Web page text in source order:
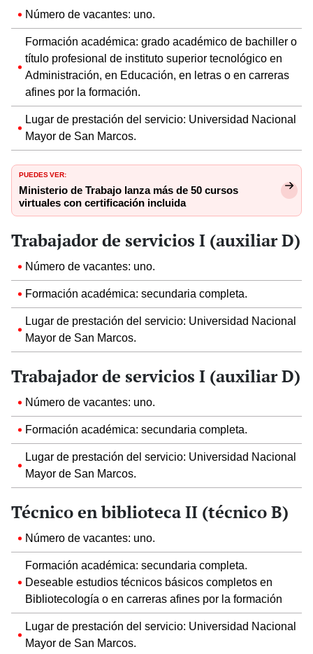
Número de vacantes: uno.
Formación académica: grado académico de bachiller o
título profesional de instituto superior tecnológico en
Administración, en Educación, en letras o en carreras
afines por la formación.
Lugar de prestación del servicio: Universidad Nacional
Mayor de San Marcos.
PUEDES VER:
Ministerio de Trabajo lanza más de 50 cursos
virtuales con certificación incluida
Trabajador de servicios I (auxiliar D)
Número de vacantes: uno.
Formación académica: secundaria completa.
Lugar de prestación del servicio: Universidad Nacional
Mayor de San Marcos.
Trabajador de servicios I (auxiliar D)
Número de vacantes: uno.
Formación académica: secundaria completa.
Lugar de prestación del servicio: Universidad Nacional
Mayor de San Marcos.
Técnico en biblioteca II (técnico B)
Número de vacantes: uno.
Formación académica: secundaria completa.
Deseable estudios técnicos básicos completos en
Bibliotecología o en carreras afines por la formación
Lugar de prestación del servicio: Universidad Nacional
Mayor de San Marcos.